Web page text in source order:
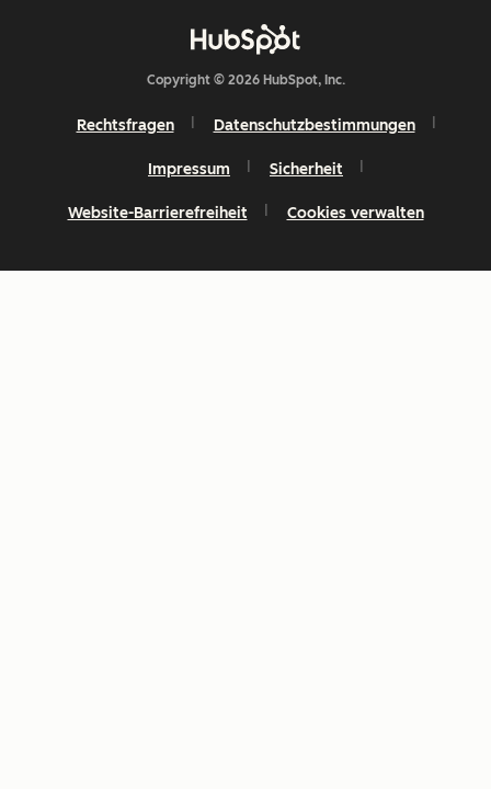
Copyright © 2026 HubSpot, Inc.
Rechtsfragen Datenschutzbestimmungen
Impressum Sicherheit
Website-Barrierefreiheit Cookies verwalten